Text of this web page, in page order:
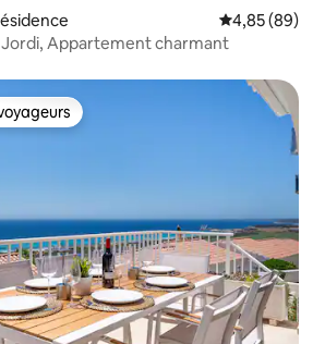
Évaluation
4,85 (89)
Appartement charmant
les plus appréciés